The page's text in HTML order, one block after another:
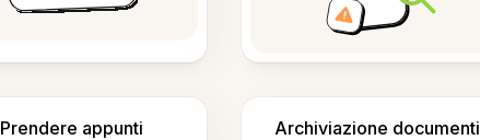
Prendere appunti Archiviazione documenti